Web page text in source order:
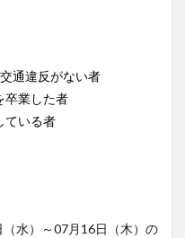
通違反がない者
卒業した者
ている者
水）～07月16日（木）の